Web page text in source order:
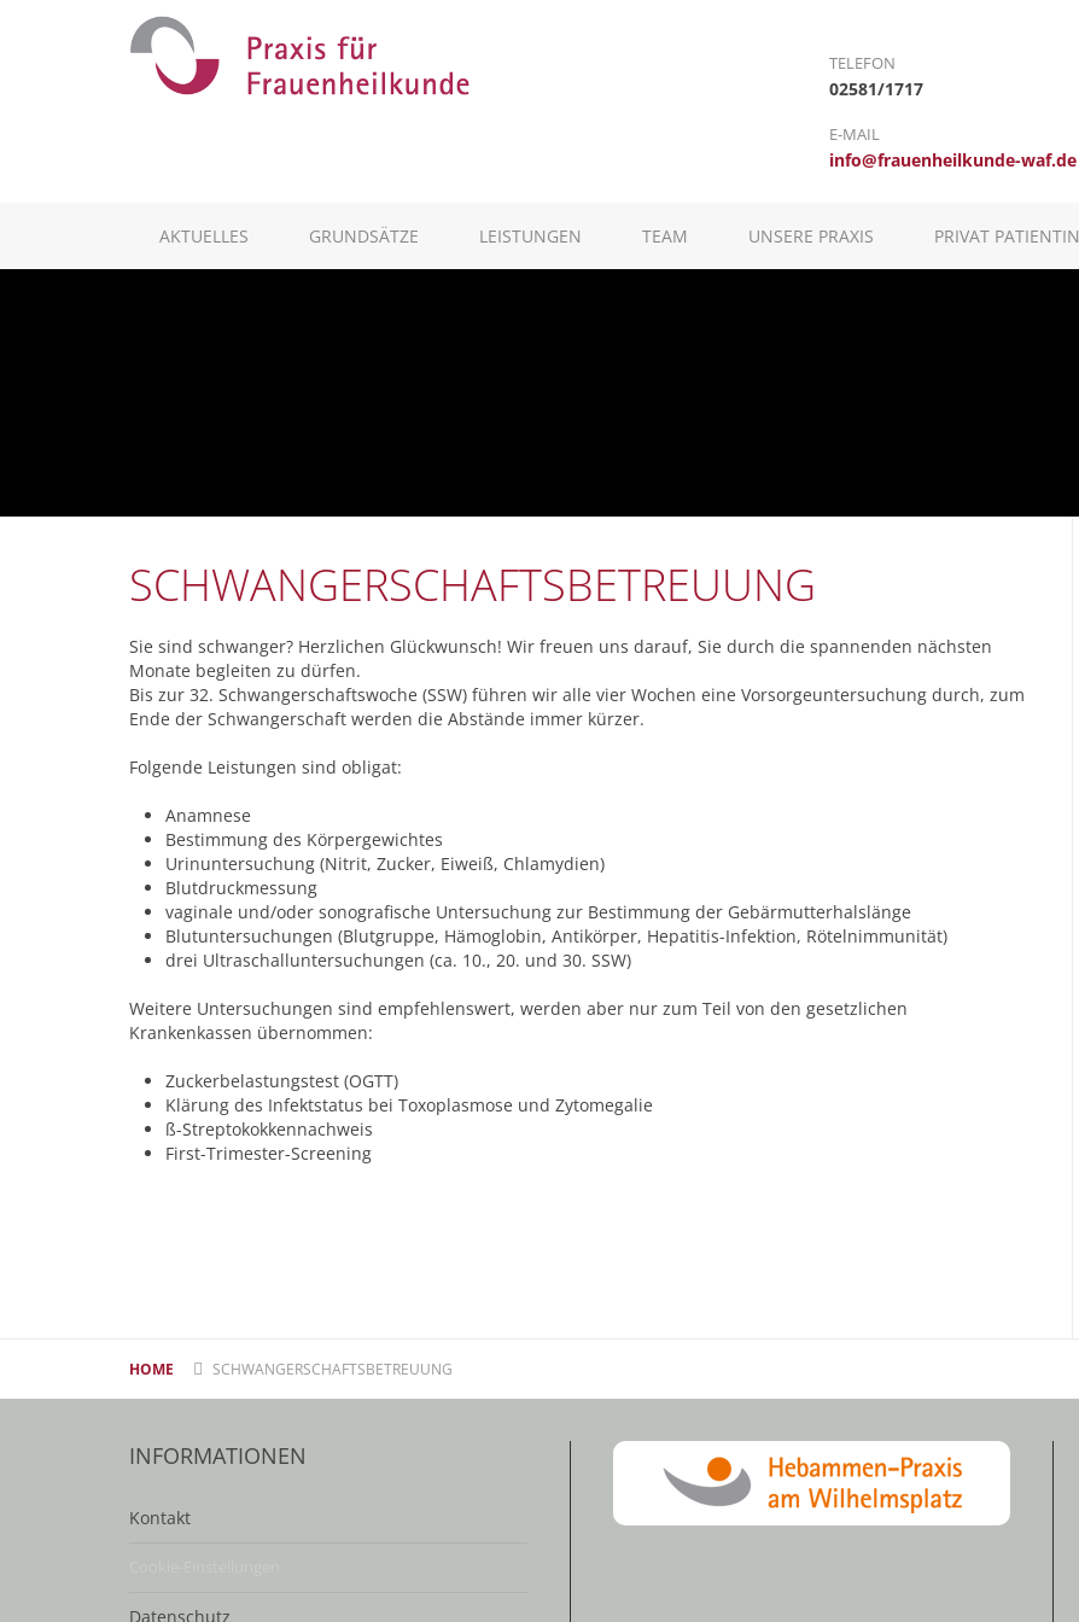
TELEFON
02581/1717
E-MAIL
info@frauenheilkunde-waf.de
AKTUELLES GRUNDSÄTZE LEISTUNGEN TEAM UNSERE PRAXIS PRIVAT PATIENTIN
SCHWANGERSCHAFTSBETREUUNG
Sie sind schwanger? Herzlichen Glückwunsch! Wir freuen uns darauf, Sie durch die spannenden nächsten
Monate begleiten zu dürfen.
Bis zur 32. Schwangerschaftswoche (SSW) führen wir alle vier Wochen eine Vorsorgeuntersuchung durch, zum
Ende der Schwangerschaft werden die Abstände immer kürzer.
Folgende Leistungen sind obligat:
Anamnese
Bestimmung des Körpergewichtes
Urinuntersuchung (Nitrit, Zucker, Eiweiß, Chlamydien)
Blutdruckmessung
vaginale und/oder sonografische Untersuchung zur Bestimmung der Gebärmutterhalslänge
Blutuntersuchungen (Blutgruppe, Hämoglobin, Antikörper, Hepatitis-Infektion, Rötelnimmunität)
drei Ultraschalluntersuchungen (ca. 10., 20. und 30. SSW)
Weitere Untersuchungen sind empfehlenswert, werden aber nur zum Teil von den gesetzlichen
Krankenkassen übernommen:
Zuckerbelastungstest (OGTT)
Klärung des Infektstatus bei Toxoplasmose und Zytomegalie
ß-Streptokokkennachweis
First-Trimester-Screening
HOME SCHWANGERSCHAFTSBETREUUNG
INFORMATIONEN
Kontakt
Datenschutz